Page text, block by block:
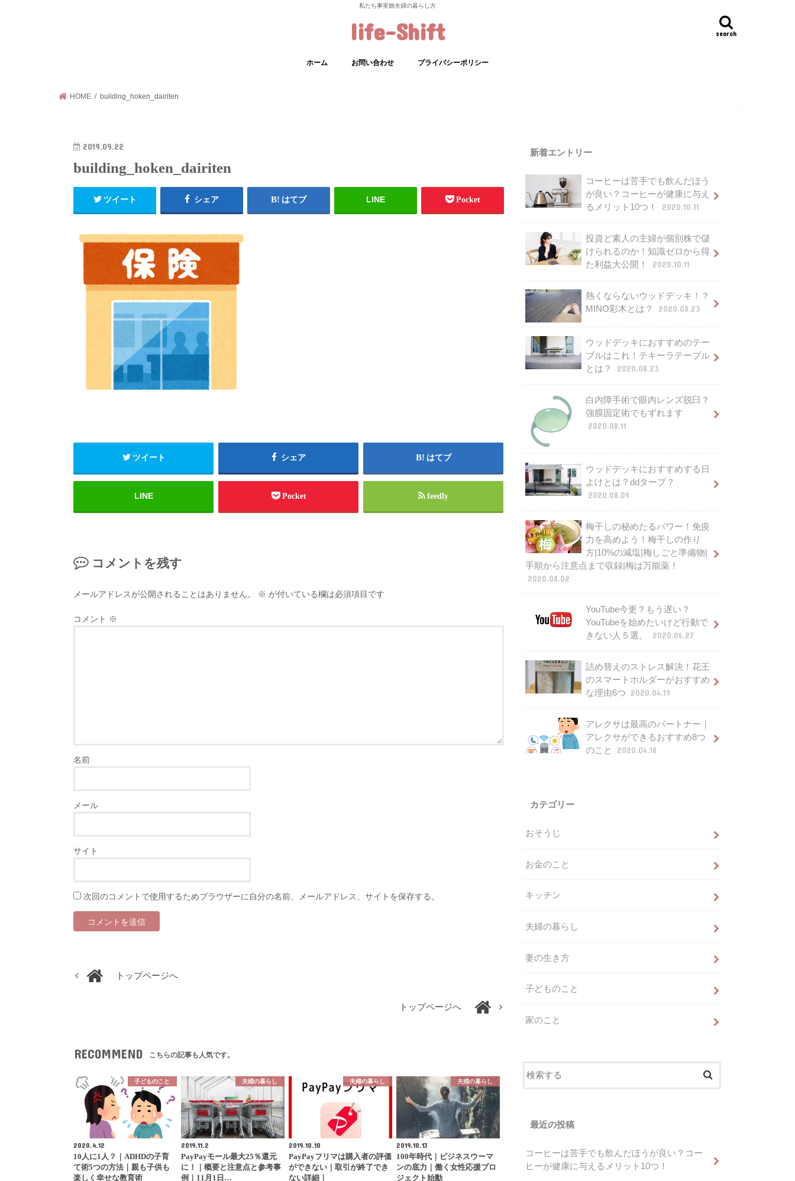
私たち事実婚夫婦の暮らし方
life-Shift search
ホーム お問い合わせ プライバシーポリシー
HOME building_hoken_dairiten
2019.09.22
building_hoken_dairiten
ツイート シェア はてブ LINE Pocket
ツイート シェア はてブ
LINE Pocket feedly
コメントを残す
メールアドレスが公開されることはありません。 ※ が付いている欄は必須項目です
コメント ※
名前
メール
サイト
次回のコメントで使用するためブラウザーに自分の名前、メールアドレス、サイトを保存する。
トップページへ
トップページへ
RECOMMEND こちらの記事も人気です。
子どものこと
2020.4.12
10人に1人？｜ADHDの子育
て術5つの方法｜親も子供も
楽しく幸せな教育術
夫婦の暮らし
2019.11.2
PayPayモール最大25％還元
に！｜概要と注意点と参考事
例｜11月1日…
夫婦の暮らし
2019.10.10
PayPayフリマは購入者の評価
ができない｜取引が終了でき
ない詳細｜
夫婦の暮らし
2019.10.13
100年時代｜ビジネスウーマ
ンの底力｜働く女性応援プロ
ジェクト始動
新着エントリー
コーヒーは苦手でも飲んだほう
が良い？コーヒーが健康に与え
るメリット10つ！
2020.10.11
投資ど素人の主婦が個別株で儲
けられるのか！知識ゼロから得
た利益大公開！
2020.10.11
熱くならないウッドデッキ！？
MINO彩木とは？
2020.08.23
ウッドデッキにおすすめのテー
ブルはこれ！テキーラテーブル
とは？
2020.08.23
白内障手術で眼内レンズ脱臼？
強膜固定術でもずれます
2020.08.11
ウッドデッキにおすすめする日
よけとは？ddタープ？
2020.08.09
梅干しの秘めたるパワー！免疫
力を高めよう！梅干しの作り
方|10%の減塩|梅しごと準備物|
手順から注意点まで収録|梅は万能薬！
2020.08.02
YouTube今更？もう遅い？
YouTubeを始めたいけど行動で
きない人５選。
2020.06.27
詰め替えのストレス解決！花王
のスマートホルダーがおすすめ
な理由6つ
2020.04.19
アレクサは最高のパートナー｜
アレクサができるおすすめ8つ
のこと
2020.04.18
カテゴリー
おそうじ
お金のこと
キッチン
夫婦の暮らし
妻の生き方
子どものこと
家のこと
最近の投稿
コーヒーは苦手でも飲んだほうが良い？コー
ヒーが健康に与えるメリット10つ！